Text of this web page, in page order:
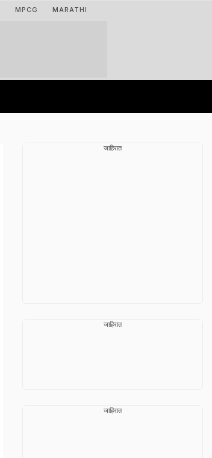
MPCG MARATHI
जाहिरात
जाहिरात
जाहिरात